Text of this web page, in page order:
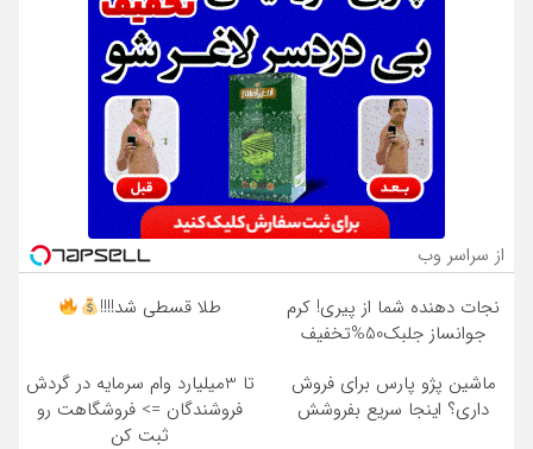
از سراسر وب
نجات دهنده شما از پیری! کرم
جوانساز جلبک50%تخفیف
طلا قسطی شد!!!!
ماشین پژو پارس برای فروش
داری؟ اینجا سریع بفروشش
تا 3میلیارد وام سرمایه در گردش
فروشندگان => فروشگاهت رو
ثبت کن